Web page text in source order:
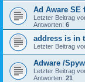
Ad Aware SE
Letzter Beitrag
Antworten: 6
address is in
Letzter Beitrag
Adware /
Letzter Beitrag
Antworten: 21